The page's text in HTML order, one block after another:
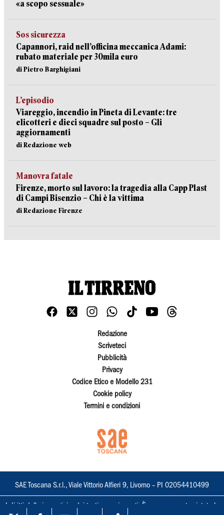
«a scopo sessuale»
Sos sicurezza
Capannori, raid nell’officina meccanica Adami:
rubato materiale per 30mila euro
di Pietro Barghigiani
L’episodio
Viareggio, incendio in Pineta di Levante: tre
elicotteri e dieci squadre sul posto – Gli
aggiornamenti
di Redazione web
Manovra fatale
Firenze, morto sul lavoro: la tragedia alla Capp Plast
di Campi Bisenzio – Chi è la vittima
di Redazione Firenze
Redazione
Scriveteci
Pubblicità
Privacy
Codice Etico e Modello 231
Cookie policy
Termini e condizioni
SAE Toscana S.r.l., Viale Vittorio Alfieri 9, Livorno – PI 02054410499
I diritti delle immagini e dei testi sono riservati. È espressamente vietata la